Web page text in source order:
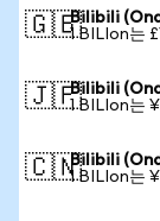
🇬🇧Bilibili
1 BILIon는
🇯🇵Bilibili
1 BILIon는
🇨🇳Bilibili
1 BILIon는